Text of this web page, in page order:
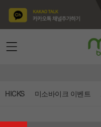
HICKS 미소바이크 이벤트